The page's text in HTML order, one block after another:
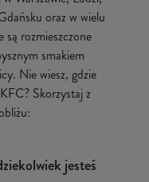
oraz w wielu
są rozmieszczone
smakiem
Nie wiesz, gdzie
Skorzystaj z
jesteś